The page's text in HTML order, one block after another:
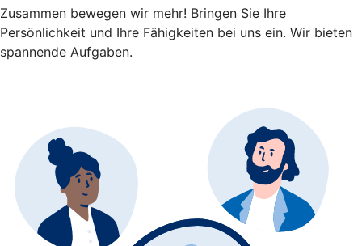
Zusammen bewegen wir mehr! Bringen Sie Ihre
Persönlichkeit und Ihre Fähigkeiten bei uns ein. Wir bieten
spannende Aufgaben.